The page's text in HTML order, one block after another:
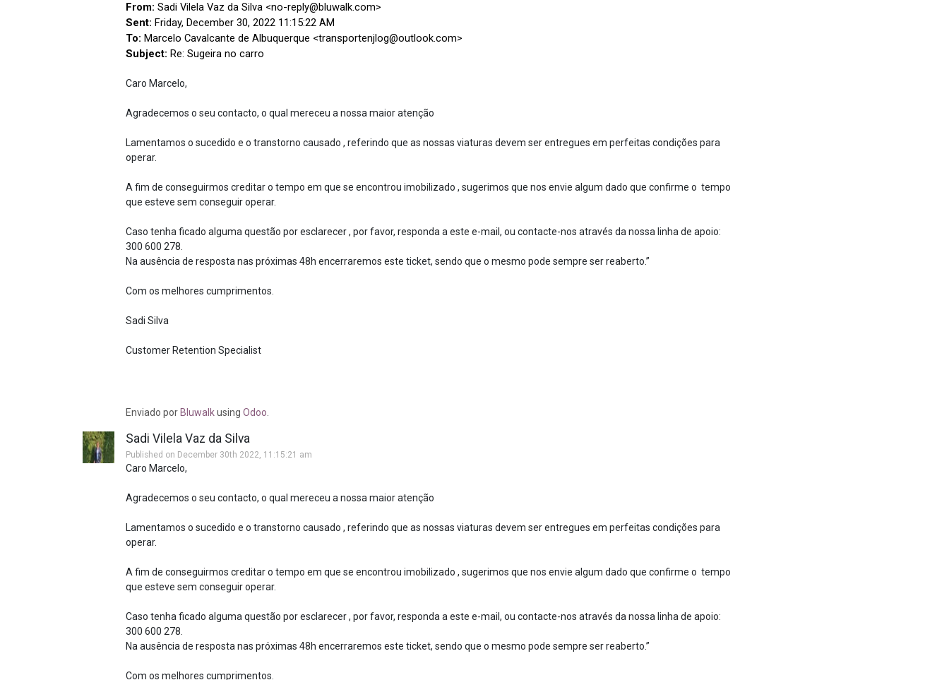
From: Sadi Vilela Vaz da Silva <no-reply@bluwalk.com>
Sent: Friday, December 30, 2022 11:15:22 AM
To: Marcelo Cavalcante de Albuquerque <transportenjlog@outlook.com>
Subject: Re: Sugeira no carro
Caro Marcelo,
Agradecemos o seu contacto, o qual mereceu a nossa maior atenção
Lamentamos o sucedido e o transtorno causado , referindo que as nossas viaturas devem ser entregues em perfeitas condições para
operar.
A fim de conseguirmos creditar o tempo em que se encontrou imobilizado , sugerimos que nos envie algum dado que confirme o tempo
que esteve sem conseguir operar.
Caso tenha ficado alguma questão por esclarecer , por favor, responda a este e-mail, ou contacte-nos através da nossa linha de apoio:
300 600 278.
Na ausência de resposta nas próximas 48h encerraremos este ticket, sendo que o mesmo pode sempre ser reaberto.”
Com os melhores cumprimentos.
Sadi Silva
Customer Retention Specialist
Enviado por Bluwalkusing Odoo
Sadi Vilela Vaz da Silva
Published on December 30th 2022, 11:15:21 am
Caro Marcelo,
Agradecemos o seu contacto, o qual mereceu a nossa maior atenção
Lamentamos o sucedido e o transtorno causado , referindo que as nossas viaturas devem ser entregues em perfeitas condições para
operar.
A fim de conseguirmos creditar o tempo em que se encontrou imobilizado , sugerimos que nos envie algum dado que confirme o tempo
que esteve sem conseguir operar.
Caso tenha ficado alguma questão por esclarecer , por favor, responda a este e-mail, ou contacte-nos através da nossa linha de apoio:
300 600 278.
Na ausência de resposta nas próximas 48h encerraremos este ticket, sendo que o mesmo pode sempre ser reaberto.”
Com os melhores cumprimentos.